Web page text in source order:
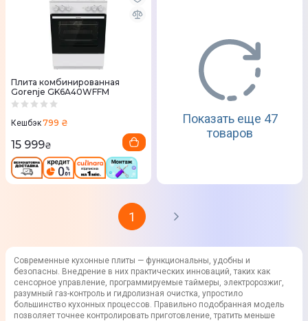
Плита комбинированная
Gorenje GK6A40WFFM
Кешбэк799 ₴
15 999₴
Показать еще 47
товаров
1
Современные кухонные плиты — функциональны, удобны и
безопасны. Внедрение в них практических инноваций, таких как
сенсорное управление, программируемые таймеры, электророзжиг,
разумный газ-контроль и гидролизная очистка, упростило
большинство кухонных процессов. Правильно подобранная модель
позволяет точнее контролировать приготовление, тратить меньше